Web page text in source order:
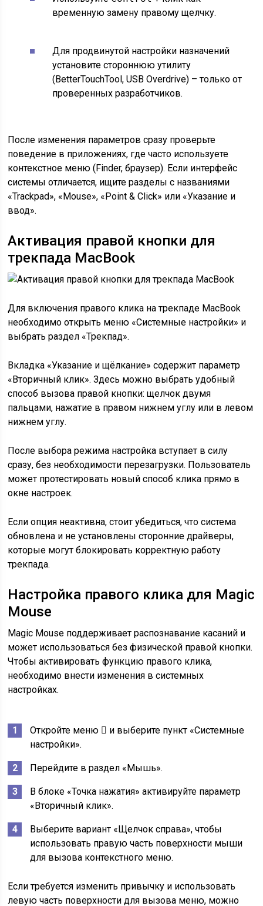
временную замену правому щелчку.
Для продвинутой настройки назначений
установите стороннюю утилиту
(BetterTouchTool, USB Overdrive) – только от
проверенных разработчиков.
После изменения параметров сразу проверьте
поведение в приложениях, где часто используете
контекстное меню (Finder, браузер). Если интерфейс
системы отличается, ищите разделы с названиями
«Trackpad», «Mouse», «Point & Click» или «Указание и
ввод».
Активация правой кнопки для
трекпада MacBook
Для включения правого клика на трекпаде MacBook
необходимо открыть меню «Системные настройки» и
выбрать раздел «Трекпад».
Вкладка «Указание и щёлкание» содержит параметр
«Вторичный клик». Здесь можно выбрать удобный
способ вызова правой кнопки: щелчок двумя
пальцами, нажатие в правом нижнем углу или в левом
нижнем углу.
После выбора режима настройка вступает в силу
сразу, без необходимости перезагрузки. Пользователь
может протестировать новый способ клика прямо в
окне настроек.
Если опция неактивна, стоит убедиться, что система
обновлена и не установлены сторонние драйверы,
которые могут блокировать корректную работу
трекпада.
Настройка правого клика для Magic
Mouse
Magic Mouse поддерживает распознавание касаний и
может использоваться без физической правой кнопки.
Чтобы активировать функцию правого клика,
необходимо внести изменения в системных
настройках.
Откройте меню  и выберите пункт «Системные
настройки».
Перейдите в раздел «Мышь».
В блоке «Точка нажатия» активируйте параметр
«Вторичный клик».
Выберите вариант «Щелчок справа», чтобы
использовать правую часть поверхности мыши
для вызова контекстного меню.
Если требуется изменить привычку и использовать
левую часть поверхности для вызова меню, можно